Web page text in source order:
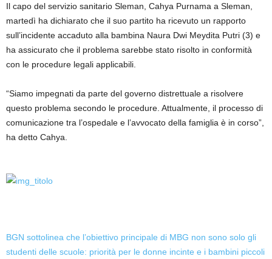
Il capo del servizio sanitario Sleman, Cahya Purnama a Sleman,
martedì ha dichiarato che il suo partito ha ricevuto un rapporto
sull’incidente accaduto alla bambina Naura Dwi Meydita Putri (3) e
ha assicurato che il problema sarebbe stato risolto in conformità
con le procedure legali applicabili.
“Siamo impegnati da parte del governo distrettuale a risolvere
questo problema secondo le procedure. Attualmente, il processo di
comunicazione tra l’ospedale e l’avvocato della famiglia è in corso”,
ha detto Cahya.
BGN sottolinea che l’obiettivo principale di MBG non sono solo gli
studenti delle scuole: priorità per le donne incinte e i bambini piccoli